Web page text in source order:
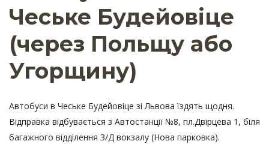
Чеське Будейовіце
(через Польщу або
Угорщину)
Автобуси в Чеське Будейовіце зі Львова їздять щодня.
Відправка відбувається з Автостанції №8, пл.Двірцева 1, біля
багажного відділення З/Д вокзалу (Нова парковка).